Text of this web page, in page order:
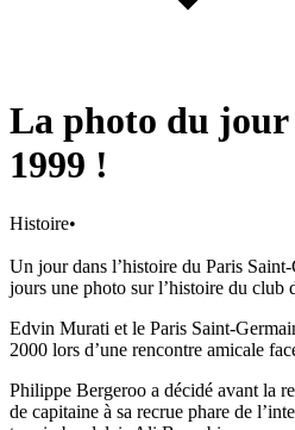
La photo du
1999 !
Histoire•
Un jour dans l’histoire du Paris
jours une photo sur l’histoire du club
Edvin Murati et le Paris Saint-
2000 lors d’une rencontre amicale
Philippe Bergeroo a décidé avant la
de capitaine à sa recrue phare de